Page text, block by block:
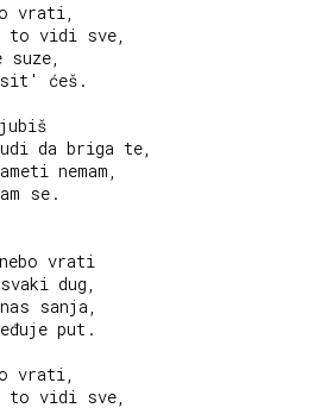
vrati,
to vidi sve,
suze,
ćeš.
da briga te,
nemam,
se.
vrati
dug,
sanja,
put.
vrati,
to vidi sve,